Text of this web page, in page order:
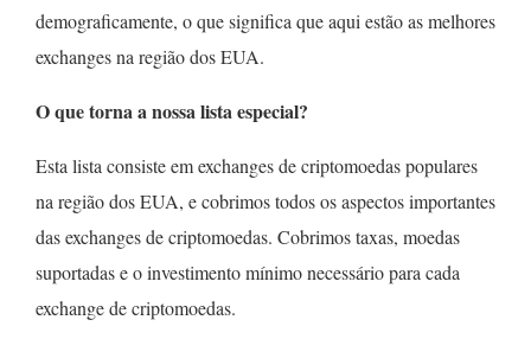
demograficamente, o que significa que aqui estão as melhores
exchanges na região dos EUA.
O que torna a nossa lista especial?
Esta lista consiste em exchanges de criptomoedas populares
na região dos EUA, e cobrimos todos os aspectos importantes
das exchanges de criptomoedas. Cobrimos taxas, moedas
suportadas e o investimento mínimo necessário para cada
exchange de criptomoedas.